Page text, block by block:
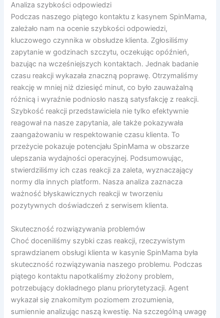
Analiza szybkości odpowiedzi
Podczas naszego piątego kontaktu z kasynem SpinMama,
zależało nam na ocenie szybkości odpowiedzi,
kluczowego czynnika w obsłudze klienta. Zgłosiliśmy
zapytanie w godzinach szczytu, oczekując opóźnień,
bazując na wcześniejszych kontaktach. Jednak badanie
czasu reakcji wykazała znaczną poprawę. Otrzymaliśmy
reakcję w mniej niż dziesięć minut, co było zauważalną
różnicą i wyraźnie podniosło naszą satysfakcję z reakcji.
Szybkość reakcji przedstawiciela nie tylko efektywnie
reagował na nasze zapytania, ale także pokazywała
zaangażowaniu w respektowanie czasu klienta. To
przeżycie pokazuje potencjału SpinMama w obszarze
ulepszania wydajności operacyjnej. Podsumowując,
stwierdziliśmy ich czas reakcji za zaleta, wyznaczający
normy dla innych platform. Nasza analiza zaznacza
ważność błyskawicznych reakcji w tworzeniu
pozytywnych doświadczeń z serwisem klienta.
Skuteczność rozwiązywania problemów
Choć doceniliśmy szybki czas reakcji, rzeczywistym
sprawdzianem obsługi klienta w kasynie SpinMama była
skuteczność rozwiązywania naszego problemu. Podczas
piątego kontaktu napotkaliśmy złożony problem,
potrzebujący dokładnego planu priorytetyzacji. Agent
wykazał się znakomitym poziomem zrozumienia,
sumiennie analizując naszą kwestię. Na szczególną uwagę